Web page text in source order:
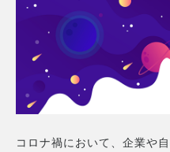
コロナ禍において、企業や